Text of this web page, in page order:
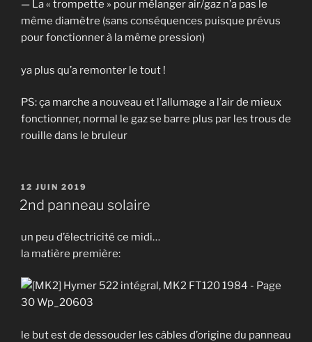
— La « trompette » pour mélanger air/gaz n’a pas le
même diamètre (sans conséquences puisque prévus
pour fonctionner à la même pression)
ya plus qu’a remonter le tout !
PS: ça marche a nouveau et l’allumage a l’air de mieux
fonctionner, normal le gaz se barre plus par les trous de
rouille dans le bruleur
PUBLIÉ
LE
12 JUIN 2019
2nd panneau solaire
un peu d’électricité ce midi…
la matière première:
le but est de dessouder les câbles d’origine du panneau